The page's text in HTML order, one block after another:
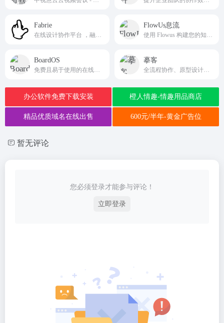
Fabrie FlowUs息流
BoardOS 摹客
办公软件免费下载安装 橙人情趣-情趣用品商店
精品优质域名在线出售 600元/半年-黄金广告位
暂无评论
您必须登录才能参与评论！
立即登录